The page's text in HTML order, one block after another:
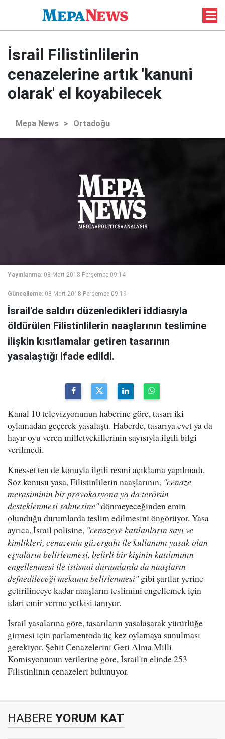
İsrail Filistinlilerin
cenazelerine artık 'kanuni
olarak' el koyabilecek
Mepa News > Ortadoğu
Yayınlanma: 08 Mart 2018 Perşembe 09:14
Güncelleme: 08 Mart 2018 Perşembe 09:19
İsrail'de saldırı düzenledikleri iddiasıyla
öldürülen Filistinlilerin naaşlarının teslimine
ilişkin kısıtlamalar getiren tasarının
yasalaştığı ifade edildi.
Kanal 10 televizyonunun haberine göre, tasarı iki
oylamadan geçerek yasalaştı. Haberde, tasarıya evet ya da
hayır oyu veren milletvekillerinin sayısıyla ilgili bilgi
verilmedi.
Knesset'ten de konuyla ilgili resmi açıklama yapılmadı.
Söz konusu yasa, Filistinlilerin naaşlarının, "cenaze
merasiminin bir provokasyona ya da terörün
desteklenmesi sahnesine"dönmeyeceğinden emin
olunduğu durumlarda teslim edilmesini öngörüyor. Yasa
ayrıca, İsrail polisine, "cenazeye katılanların sayı ve
kimlikleri, cenazenin güzergahı ile kullanımı yasak olan
eşyaların belirlenmesi, belirli bir kişinin katılımının
engellenmesi ile istisnai durumlarda da naaşların
defnedileceği mekanın belirlenmesi"gibi şartlar yerine
getirilinceye kadar naaşların teslimini engellemek için
idari emir verme yetkisi tanıyor.
İsrail yasalarına göre, tasarıların yasalaşarak yürürlüğe
girmesi için parlamentoda üç kez oylamaya sunulması
gerekiyor. Şehit Cenazelerini Geri Alma Milli
Komisyonunun verilerine göre, İsrail'in elinde 253
Filistinlinin cenazeleri bulunuyor.
HABERE YORUM KAT